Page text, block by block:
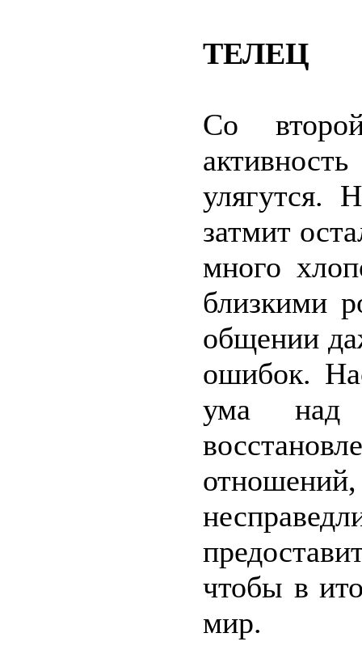
ТЕЛЕЦ
Со
улягутся.
затмит
много
близкими
общении
ошибок.
ума над
чтобы в
мир.